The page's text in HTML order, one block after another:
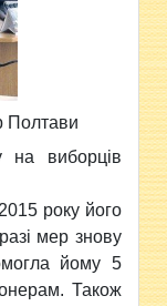
Полтави
на виборців
року його
мер знову
йому 5
Також